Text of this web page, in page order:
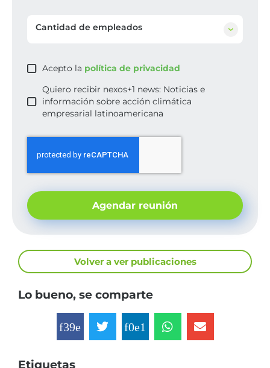
Cantidad de empleados
Acepto la política de privacidad
Quiero recibir nexos+1 news: Noticias e
información sobre acción climática
empresarial latinoamericana
Agendar reunión
Volver a ver publicaciones
Lo bueno, se comparte
Etiquetas